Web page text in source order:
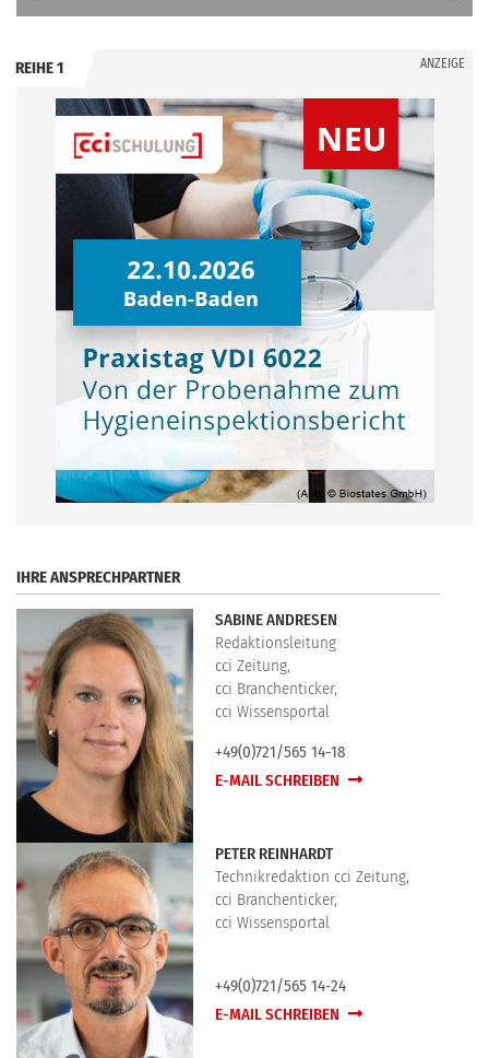
REIHE 1 ANZEIGE
IHRE ANSPRECHPARTNER
SABINE ANDRESEN
Redaktionsleitung
cci Zeitung,
cci Branchenticker,
cci Wissensportal
+49(0)721/565 14-18
E-MAIL SCHREIBEN
PETER REINHARDT
Technikredaktion cci Zeitung,
cci Branchenticker,
cci Wissensportal
+49(0)721/565 14-24
E-MAIL SCHREIBEN